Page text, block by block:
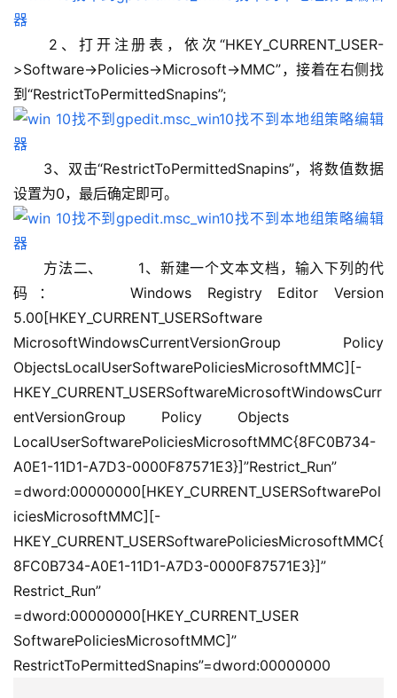
2、打开注册表，依次“HKEY_CURRENT_USER-
>Software->Policies->Microsoft->MMC”，接着在右侧找
到“RestrictToPermittedSnapins”;
3、双击“RestrictToPermittedSnapins”，将数值数据
设置为0，最后确定即可。
方法二、 　　1、新建一个文本文档，输入下列的代
码： 　　Windows Registry Editor Version
5.00[HKEY_CURRENT_USERSoftware
MicrosoftWindowsCurrentVersionGroup Policy
ObjectsLocalUserSoftwarePoliciesMicrosoftMMC][-
HKEY_CURRENT_USERSoftwareMicrosoftWindowsCurr
entVersionGroup Policy Objects
LocalUserSoftwarePoliciesMicrosoftMMC{8FC0B734-
A0E1-11D1-A7D3-0000F87571E3}]”Restrict_Run”
=dword:00000000[HKEY_CURRENT_USERSoftwarePol
iciesMicrosoftMMC][-
HKEY_CURRENT_USERSoftwarePoliciesMicrosoftMMC{
8FC0B734-A0E1-11D1-A7D3-0000F87571E3}]”
Restrict_Run”
=dword:00000000[HKEY_CURRENT_USER
SoftwarePoliciesMicrosoftMMC]”
RestrictToPermittedSnapins”=dword:00000000